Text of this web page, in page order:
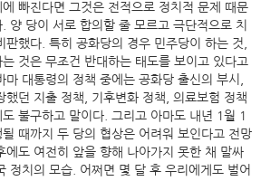
빠진다면 그것은 전적으로 정치적 문제 때문
양 당이 서로 합의할 줄 모르고 극단적으로 치
판했다. 특히 공화당의 경우 민주당이 하는 것,
것은 무조건 반대하는 태도를 보이고 있다고
마 대통령의 정책 중에는 공화당 출신의 부시,
했던 지출 정책, 기후변화 정책, 의료보험 정책
불구하고 말이다. 그리고 아마도 내년 1월 1
때까지 두 당의 협상은 어려워 보인다고 전망
에도 여전히 앞을 향해 나아가지 못한 채 말싸
정치의 모습. 어쩌면 몇 달 후 우리에게도 벌어